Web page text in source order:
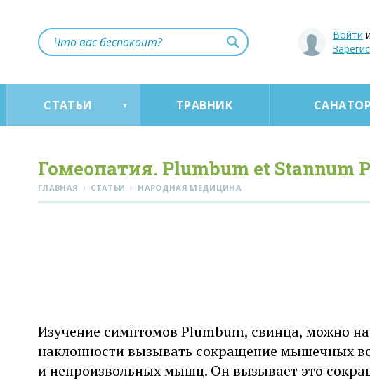
Войти
СТАТЬИ ТРАВНИК
Гомеопатия. Plumbum et Stannum
ГЛАВНАЯ › СТАТЬИ › НАРОДНАЯ МЕДИЦИНА
Изучение симптомов Plumbum, свинца, можно
наклонности вызывать сокращение мышечных
и непроизвольных мышц. Он вызывает это